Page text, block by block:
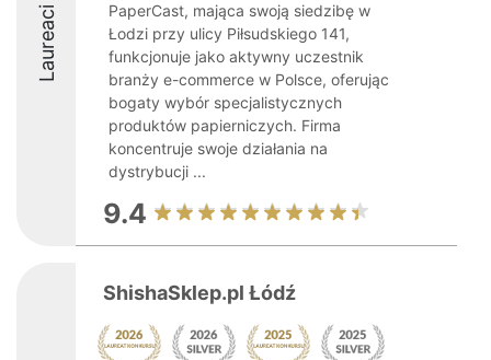
Laureaci
PaperCast, mająca swoją siedzibę w
Łodzi przy ulicy Piłsudskiego 141,
funkcjonuje jako aktywny uczestnik
branży e-commerce w Polsce, oferując
bogaty wybór specjalistycznych
produktów papierniczych. Firma
koncentruje swoje działania na
dystrybucji ...
9.4
ShishaSklep.pl Łódź